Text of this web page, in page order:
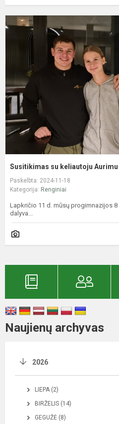
Susitikimas su keliautoju
Paskelbta: 2024-11-18
Kategorija: Renginiai
Lapkričio 11 d. mūsų progimnazijos
dalyva...
Naujienų archyvas
2026
LIEPA (2)
BIRŽELIS (14)
GEGUŽĖ (8)